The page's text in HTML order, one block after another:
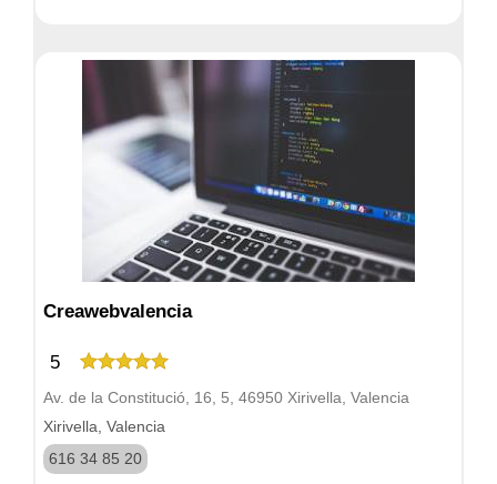
Creawebvalencia
5
Av. de la Constitució, 16, 5, 46950 Xirivella, Valencia
Xirivella, Valencia
616 34 85 20